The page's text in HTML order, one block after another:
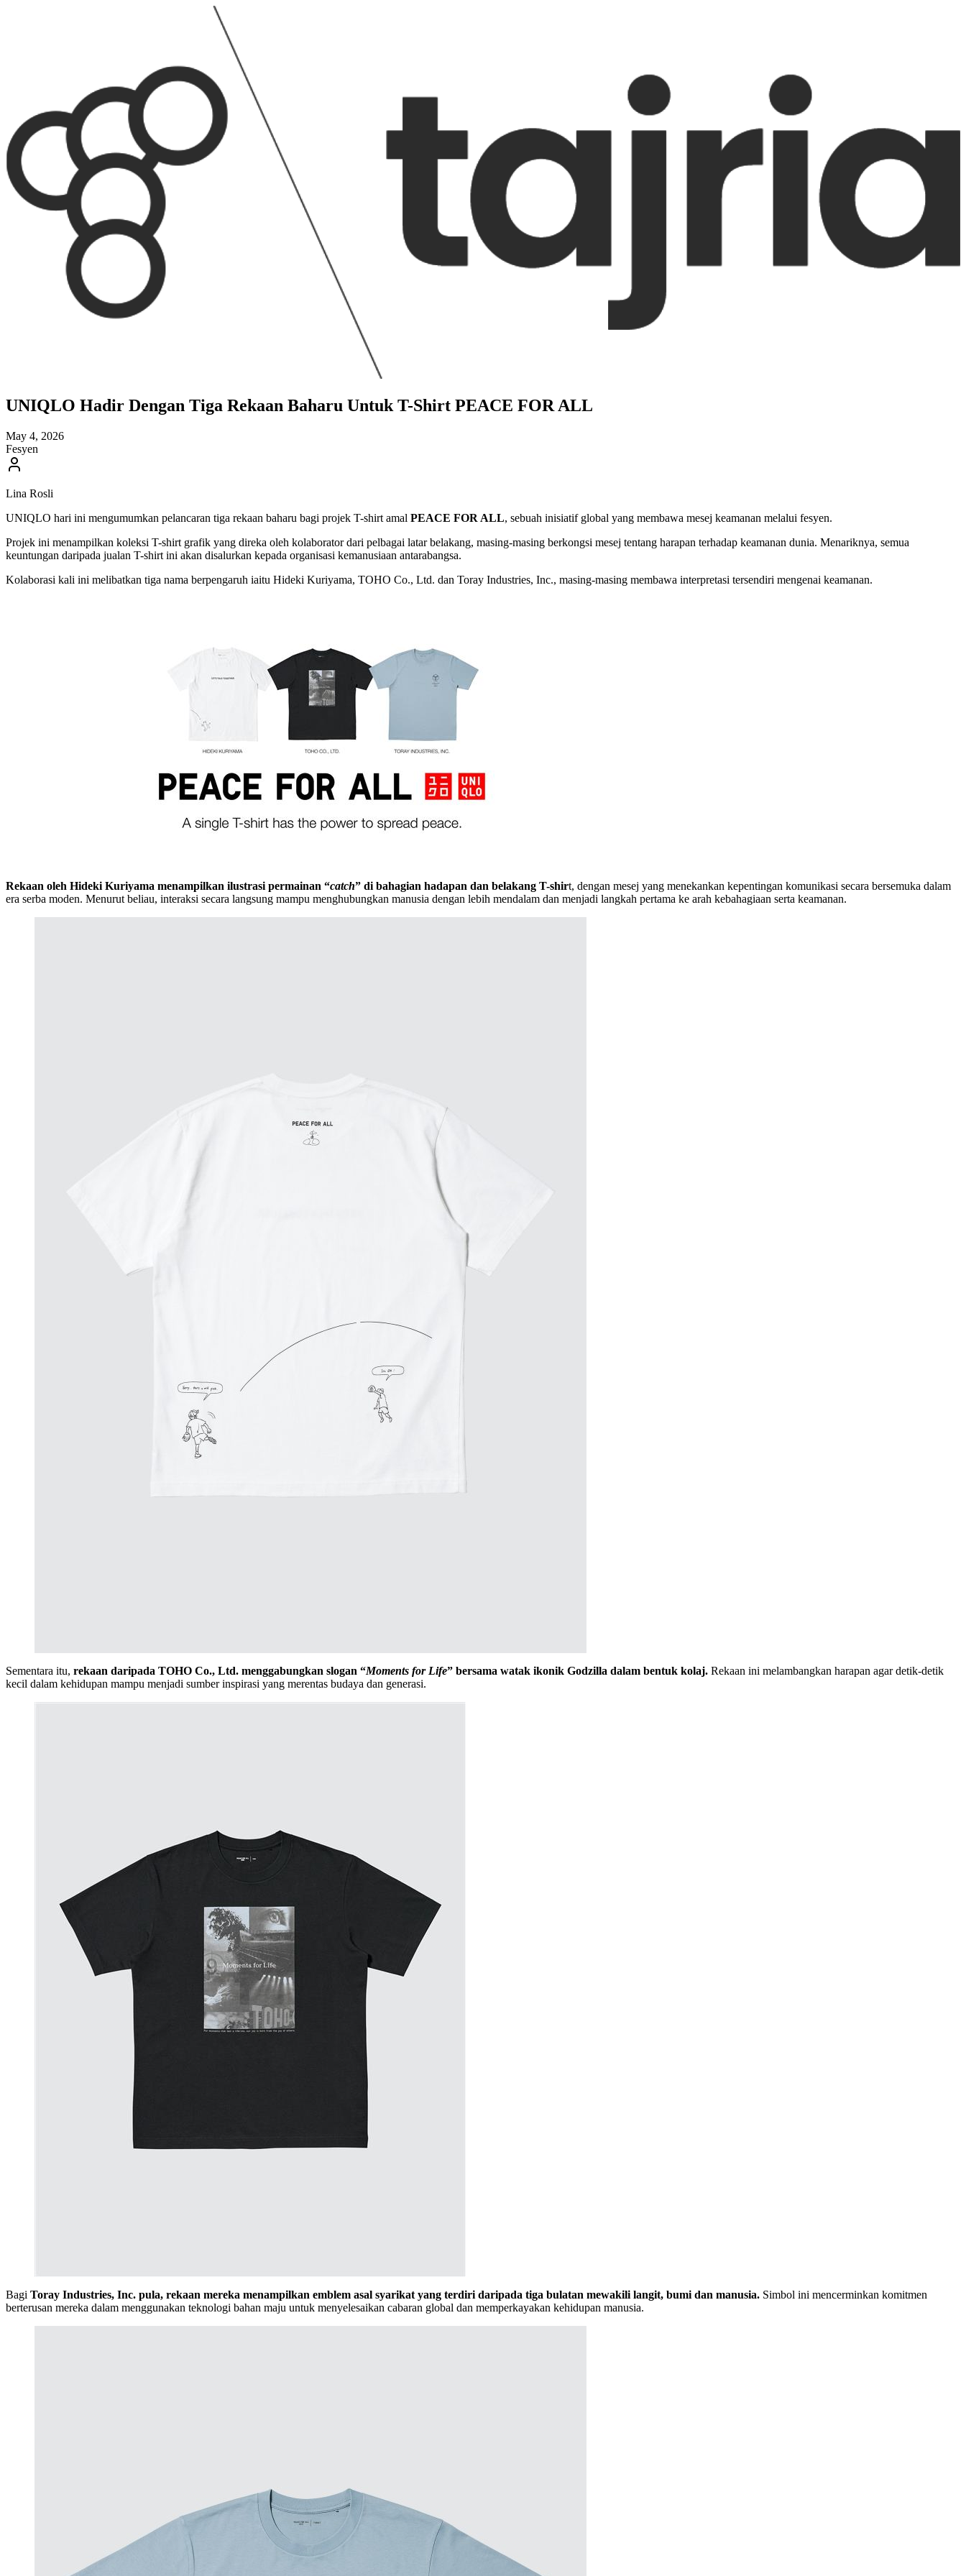
UNIQLO Hadir Dengan Tiga Rekaan Baharu Untuk T-Shirt PEACE FOR ALL
May 4, 2026
Fesyen
Lina Rosli
UNIQLO hari ini mengumumkan pelancaran tiga rekaan baharu bagi projek T-shirt amal PEACE FOR ALL, sebuah inisiatif global yang membawa mesej keamanan melalui fesyen.
Projek ini menampilkan koleksi T-shirt grafik yang direka oleh kolaborator dari pelbagai latar belakang, masing-masing berkongsi mesej tentang harapan terhadap keamanan dunia. Menariknya, semua
keuntungan daripada jualan T-shirt ini akan disalurkan kepada organisasi kemanusiaan antarabangsa.
Kolaborasi kali ini melibatkan tiga nama berpengaruh iaitu Hideki Kuriyama, TOHO Co., Ltd. dan Toray Industries, Inc., masing-masing membawa interpretasi tersendiri mengenai keamanan.
Rekaan oleh Hideki Kuriyama menampilkan ilustrasi permainan “catch” di bahagian hadapan dan belakang T-shirt, dengan mesej yang menekankan kepentingan komunikasi secara bersemuka dalam
era serba moden. Menurut beliau, interaksi secara langsung mampu menghubungkan manusia dengan lebih mendalam dan menjadi langkah pertama ke arah kebahagiaan serta keamanan.
Sementara itu, rekaan daripada TOHO Co., Ltd. menggabungkan slogan “Moments for Life” bersama watak ikonik Godzilla dalam bentuk kolaj. Rekaan ini melambangkan harapan agar detik-detik
kecil dalam kehidupan mampu menjadi sumber inspirasi yang merentas budaya dan generasi.
Bagi Toray Industries, Inc. pula, rekaan mereka menampilkan emblem asal syarikat yang terdiri daripada tiga bulatan mewakili langit, bumi dan manusia. Simbol ini mencerminkan komitmen
berterusan mereka dalam menggunakan teknologi bahan maju untuk menyelesaikan cabaran global dan memperkayakan kehidupan manusia.